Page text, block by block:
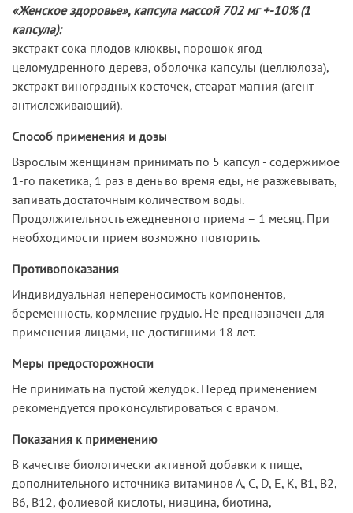
«Женское здоровье», капсула массой 702 мг +-10% (1
капсула):
экстракт сока плодов клюквы, порошок ягод
целомудренного дерева, оболочка капсулы (целлюлоза),
экстракт виноградных косточек, стеарат магния (агент
антислеживающий).
Способ применения и дозы
Взрослым женщинам принимать по 5 капсул - содержимое
1-го пакетика, 1 раз в день во время еды, не разжевывать,
запивать достаточным количеством воды.
Продолжительность ежедневного приема – 1 месяц. При
необходимости прием возможно повторить.
Противопоказания
Индивидуальная непереносимость компонентов,
беременность, кормление грудью. Не предназначен для
применения лицами, не достигшими 18 лет.
Меры предосторожности
Не принимать на пустой желудок. Перед применением
рекомендуется проконсультироваться с врачом.
Показания к применению
В качестве биологически активной добавки к пище,
дополнительного источника витаминов А, C, D, Е, К, В1, В2,
В6, В12, фолиевой кислоты, ниацина, биотина,